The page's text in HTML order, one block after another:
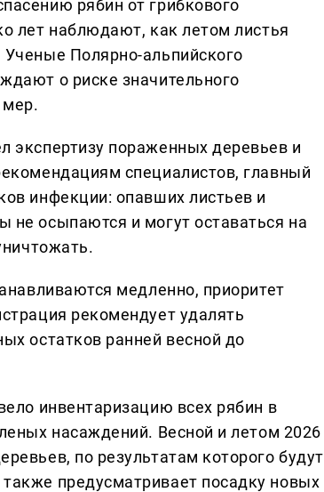
рябин от грибкового
лет наблюдают, как летом листья
Полярно-альпийского
о риске значительного
мер.
экспертизу пораженных деревьев и
специалистов, главный
инфекции: опавших листьев и
осыпаются и могут оставаться на
медленно, приоритет
рекомендует удалять
остатков ранней весной до
инвентаризацию всех рябин в
насаждений. Весной и летом 2026
по результатам которого будут
предусматривает посадку новых